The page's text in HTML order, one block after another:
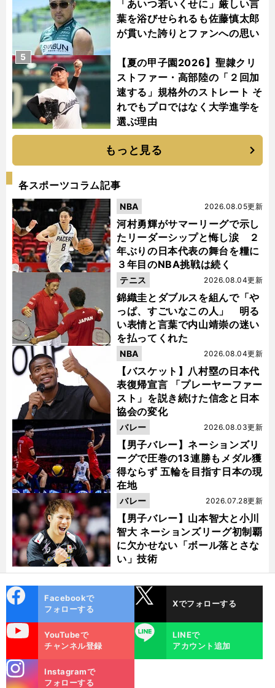
「あいつ若いくせに」厳しい言
葉を浴びせられるも佐藤慎太郎
が貫いた誇りとファンへの思い
【夏の甲子園2026】聖隷クリ
ストファー・高部陸の「２回加
速する」規格外のストレート そ
れでもプロではなく大学進学を
選ぶ理由
5
もっと見る
各スポーツコラム記事
河村勇輝がサマーリーグで示し
たリーダーシップと悔し涙 ２
年ぶりの日本代表の舞台を糧に
３年目のNBA挑戦は続く
2026.08.05更新
NBA
錦織圭とダブルスを組んで「や
っぱ、すごいなこの人」 明る
い表情と言葉で内山靖崇の迷い
を払ってくれた
2026.08.04更新
テニス
【バスケット】八村塁の日本代
表復帰宣言 「プレーヤーファー
スト」を説き続けた信念と日本
協会の変化
2026.08.04更新
NBA
【男子バレー】ネーションズリ
ーグで圧巻の13連勝もメダル獲
得ならず 五輪を目指す日本の現
在地
2026.08.03更新
バレー
【男子バレー】山本智大と小川
智大 ネーションズリーグ初制覇
に欠かせない「ボール落とさな
い」技術
2026.07.28更新
バレー
ok
Facebookで
フォローする
Xでフォローする
YouTubeで
チャンネル登録
LINE
LINEで
アカウント追加
m
Instagramで
フォローする